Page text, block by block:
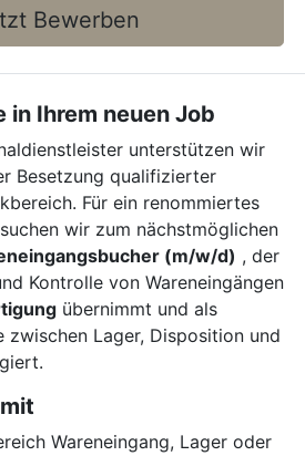
Bewerben
in Ihrem neuen Job
unterstützen wir
Besetzung qualifizierter
Für ein renommiertes
wir zum nächstmöglichen
(m/w/d) , der
Kontrolle von Wareneingängen
übernimmt und als
Lager, Disposition und
Wareneingang, Lager oder